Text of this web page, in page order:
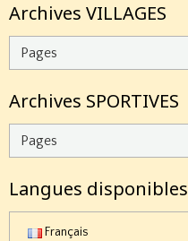
Archives VILLAGES
Archives SPORTIVES
Langues disponibles
Français